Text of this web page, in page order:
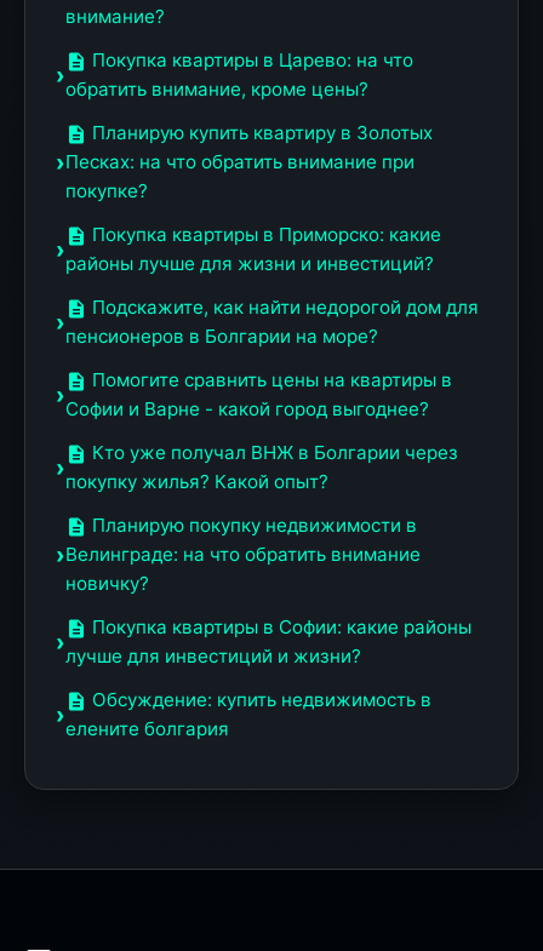
внимание?
Покупка квартиры в Царево: на что
обратить внимание, кроме цены?
Планирую купить квартиру в Золотых
Песках: на что обратить внимание при
покупке?
Покупка квартиры в Приморско: какие
районы лучше для жизни и инвестиций?
Подскажите, как найти недорогой дом для
пенсионеров в Болгарии на море?
Помогите сравнить цены на квартиры в
Софии и Варне - какой город выгоднее?
Кто уже получал ВНЖ в Болгарии через
покупку жилья? Какой опыт?
Планирую покупку недвижимости в
Велинграде: на что обратить внимание
новичку?
Покупка квартиры в Софии: какие районы
лучше для инвестиций и жизни?
Обсуждение: купить недвижимость в
елените болгария